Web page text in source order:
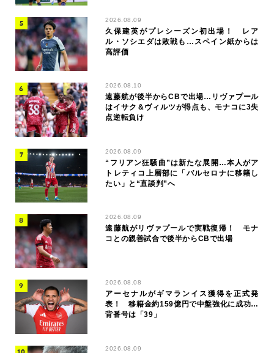
2026.08.09
久保建英がプレシーズン初出場！ レア
ル・ソシエダは敗戦も…スペイン紙からは
高評価
2026.08.10
遠藤航が後半からCBで出場…リヴァプール
はイサク＆ヴィルツが得点も、モナコに3失
点逆転負け
2026.08.09
“フリアン狂騒曲”は新たな展開…本人がア
トレティコ上層部に「バルセロナに移籍し
たい」と“直談判”へ
2026.08.09
遠藤航がリヴァプールで実戦復帰！ モナ
コとの親善試合で後半からCBで出場
2026.08.08
アーセナルがギマランイス獲得を正式発
表！ 移籍金約159億円で中盤強化に成功…
背番号は「39」
2026.08.09